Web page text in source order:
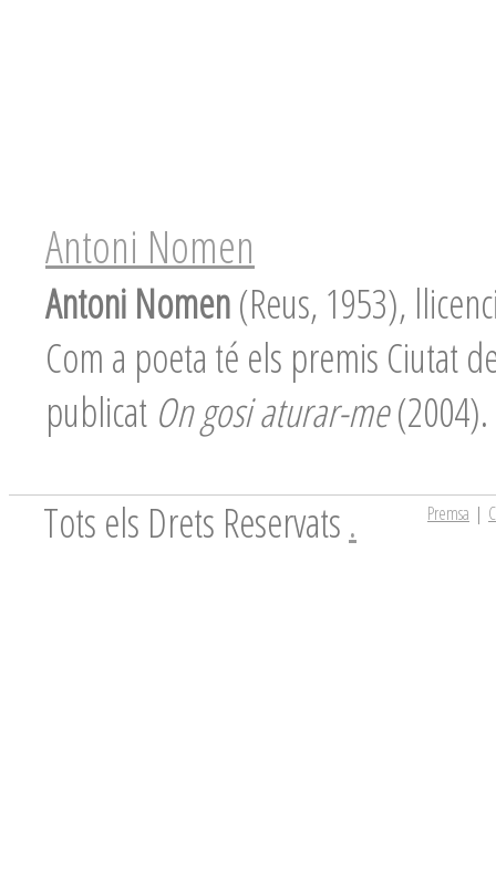
Antoni Nomen
Antoni Nomen(Reus, 1953),
Com a poeta té els premis Ciutat
publicat On gosi aturar-me(2004).
Tots els Drets Reservats . Premsa |